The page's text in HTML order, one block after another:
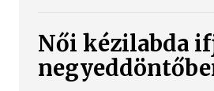
Női kézilabda